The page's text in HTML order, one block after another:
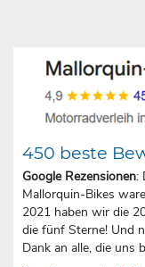
450 beste
Google Rezensionen:
Mallorquin-Bikes
2021 haben wir die
die fünf Sterne! Und
Dank an alle, die uns